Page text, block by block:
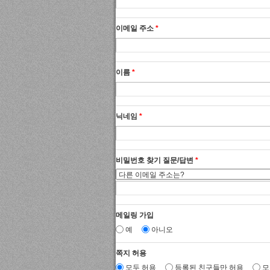
이메일 주소 *
이름 *
닉네임 *
비밀번호 찾기 질문/답변 *
메일링 가입
예
아니오
쪽지 허용
모두 허용
등록된 친구들만 허용